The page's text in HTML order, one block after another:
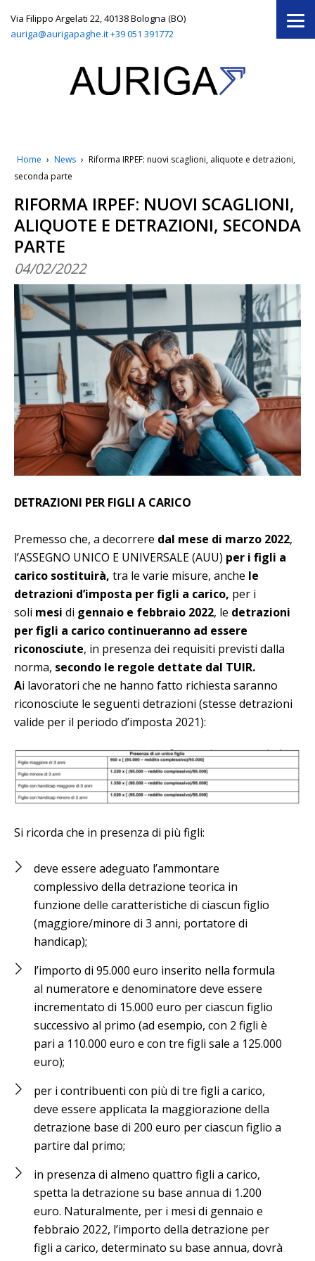
Via Filippo Argelati 22, 40138 Bologna (BO)
auriga@aurigapaghe.it+39 051 391772
Home › News › Riforma IRPEF: nuovi scaglioni, aliquote e detrazioni,
seconda parte
RIFORMA IRPEF: NUOVI SCAGLIONI,
ALIQUOTE E DETRAZIONI, SECONDA
PARTE
04/02/2022
DETRAZIONI PER FIGLI A CARICO
Premesso che, a decorrere dal mese di marzo 2022,
l’ASSEGNO UNICO E UNIVERSALE (AUU) per i figli a
carico sostituirà, tra le varie misure, anche le
detrazioni d’imposta per figli a carico, per i
soli mesi di gennaio e febbraio 2022, le detrazioni
per figli a carico continueranno ad essere
riconosciute, in presenza dei requisiti previsti dalla
norma, secondo le regole dettate dal TUIR.
Ai lavoratori che ne hanno fatto richiesta saranno
riconosciute le seguenti detrazioni (stesse detrazioni
valide per il periodo d’imposta 2021):
Si ricorda che in presenza di più figli:
deve essere adeguato l’ammontare
complessivo della detrazione teorica in
funzione delle caratteristiche di ciascun figlio
(maggiore/minore di 3 anni, portatore di
handicap);
l’importo di 95.000 euro inserito nella formula
al numeratore e denominatore deve essere
incrementato di 15.000 euro per ciascun figlio
successivo al primo (ad esempio, con 2 figli è
pari a 110.000 euro e con tre figli sale a 125.000
euro);
per i contribuenti con più di tre figli a carico,
deve essere applicata la maggiorazione della
detrazione base di 200 euro per ciascun figlio a
partire dal primo;
in presenza di almeno quattro figli a carico,
spetta la detrazione su base annua di 1.200
euro. Naturalmente, per i mesi di gennaio e
febbraio 2022, l’importo della detrazione per
figli a carico, determinato su base annua, dovrà